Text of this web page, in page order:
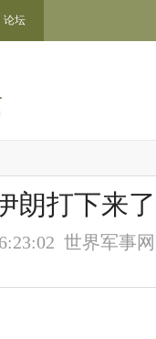
论坛
朗打下来
世界军事